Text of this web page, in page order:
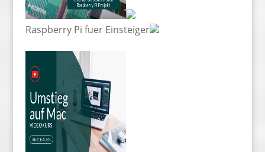
Raspberry Pi fuer Einsteiger